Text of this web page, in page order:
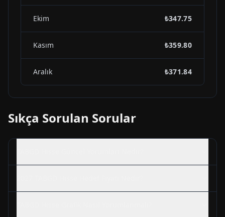
Ekim ₺347.75
Kasım ₺359.80
Aralık ₺371.84
Sıkça Sorulan Sorular